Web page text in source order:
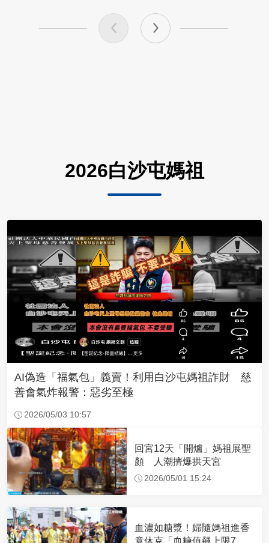
2026白沙屯媽祖
AI偽造「福氣包」義賣！利用白沙屯媽祖詐財 慈
善會氣炸報警：惡劣至極
2026/05/03 10:57
回宮12天「開爐」媽祖展聖
顏 人潮擠爆拱天宮
2026/05/01 15:24
血濃如糖漿！婦隨媽祖進香